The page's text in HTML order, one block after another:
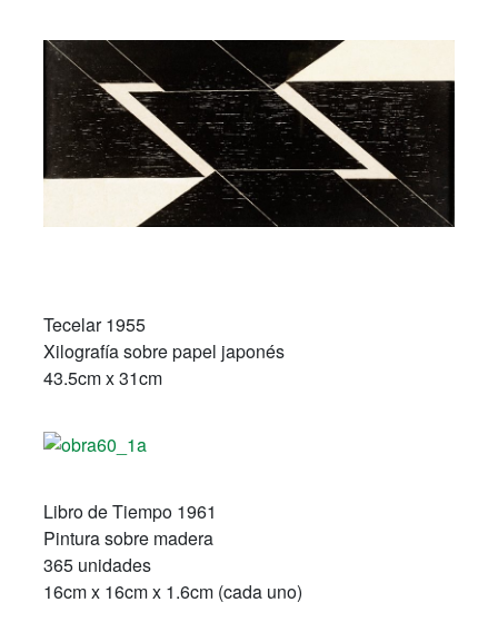
Tecelar1955
Xilografía sobre papel japonés
43.5cm x 31cm
Libro de Tiempo 1961
Pintura sobre madera
365 unidades
16cm x 16cm x 1.6cm (cada uno)